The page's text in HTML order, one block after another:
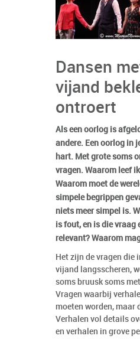
Dansen
vijand
ontroert
Als een oorlog is
andere. Een oorlog in
hart. Met grote soms
vragen. Waarom leef
Waarom moet de
simpele begrippen
niets meer simpel is.
is fout, en is die vraag
relevant? Waarom
Het zijn de vragen die
vijand langsscheren,
soms bruusk soms
Vragen waarbij
moeten worden, maar
Verhalen vol details
en verhalen in grove